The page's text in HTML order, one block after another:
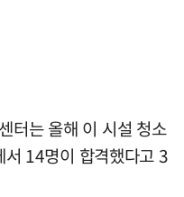
터는 올해 이 시설 청소
14명이 합격했다고 3